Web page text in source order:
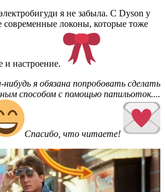
я не забыла. С Dyson у
современные локоны, которые тоже
и настроение.
я обязана попробовать сделать
способом с помощью папильоток....
Спасибо, что читаете!